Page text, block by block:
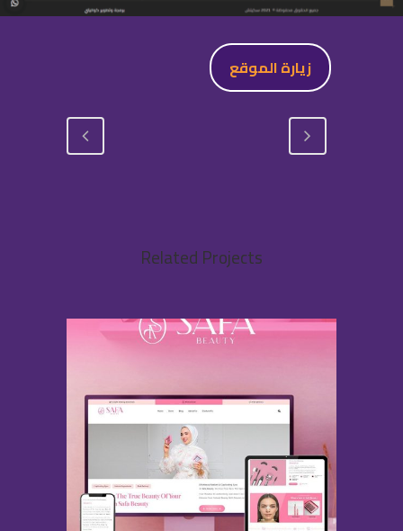
زيارة الموقع
Related Projects